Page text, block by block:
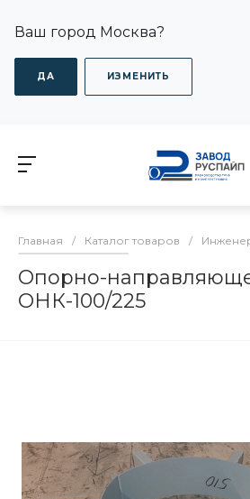
Ваш город Москва?
ДА ИЗМЕНИТЬ
Главная / Каталог товаров /
Опорно-
ОНК-100/225